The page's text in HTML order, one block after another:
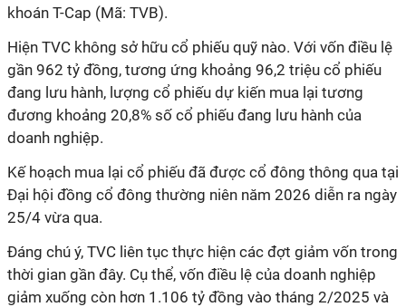
khoán T-Cap (Mã: TVB).
Hiện TVC không sở hữu cổ phiếu quỹ nào. Với vốn điều lệ
gần 962 tỷ đồng, tương ứng khoảng 96,2 triệu cổ phiếu
đang lưu hành, lượng cổ phiếu dự kiến mua lại tương
đương khoảng 20,8% số cổ phiếu đang lưu hành của
doanh nghiệp.
Kế hoạch mua lại cổ phiếu đã được cổ đông thông qua tại
Đại hội đồng cổ đông thường niên năm 2026 diễn ra ngày
25/4 vừa qua.
Đáng chú ý, TVC liên tục thực hiện các đợt giảm vốn trong
thời gian gần đây. Cụ thể, vốn điều lệ của doanh nghiệp
giảm xuống còn hơn 1.106 tỷ đồng vào tháng 2/2025 và